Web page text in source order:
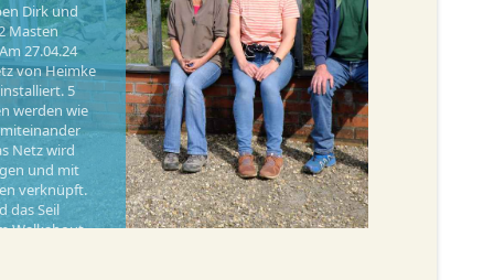
Dirk und
Masten
27.04.24
von Heimke
5
werden wie
Netz wird
und mit
verknüpft.
das Seil
Walkabout